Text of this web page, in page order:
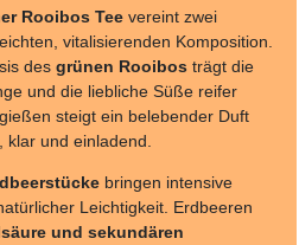
Rooibos Tee vereint zwei
vitalisierenden Komposition.
des grünen Rooibos trägt die
und die liebliche Süße reifer
steigt ein belebender Duft
und einladend.
bringen intensive
Leichtigkeit. Erdbeeren
und sekundären